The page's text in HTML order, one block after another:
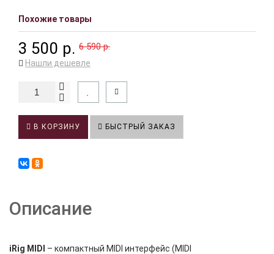
Похожие товары
3 500 р. 6 590 р.
Нашли дешевле
В КОРЗИНУ БЫСТРЫЙ ЗАКАЗ
Описание
iRig MIDI – компактный MIDI интерфейс (MIDI